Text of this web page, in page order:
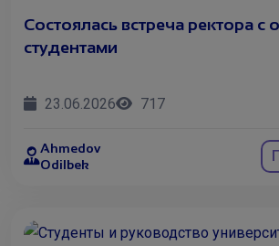
Состоялась встреча ректора
студентами
23.06.2026 717
Ahmedov
Odilbek